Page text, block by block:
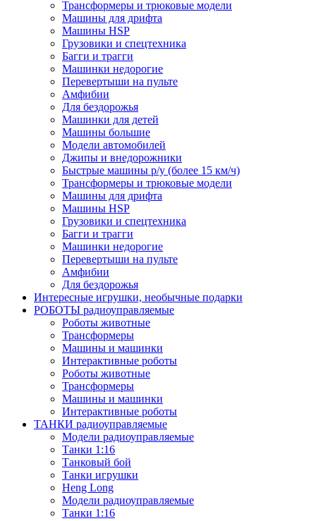
Трансформеры и трюковые модели
Машины для дрифта
Машины HSP
Грузовики и спецтехника
Багги и трагги
Машинки недорогие
Перевертыши на пульте
Амфибии
Для бездорожья
Машинки для детей
Машины большие
Модели автомобилей
Джипы и внедорожники
Быстрые машины р/у (более 15 км/ч)
Трансформеры и трюковые модели
Машины для дрифта
Машины HSP
Грузовики и спецтехника
Багги и трагги
Машинки недорогие
Перевертыши на пульте
Амфибии
Для бездорожья
Интересные игрушки, необычные подарки
РОБОТЫ радиоуправляемые
Роботы животные
Трансформеры
Машины и машинки
Интерактивные роботы
Роботы животные
Трансформеры
Машины и машинки
Интерактивные роботы
ТАНКИ радиоуправляемые
Модели радиоуправляемые
Танки 1:16
Танковый бой
Танки игрушки
Heng Long
Модели радиоуправляемые
Танки 1:16